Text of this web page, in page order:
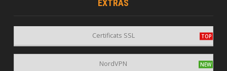
EXTRAS
Certificats SSL
NordVPN